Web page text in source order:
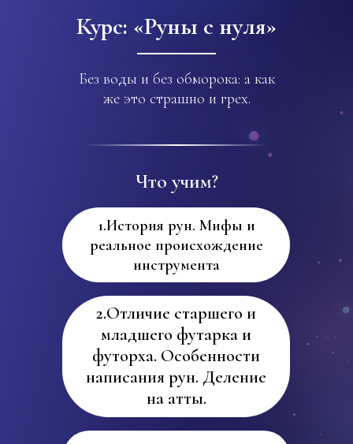
Что учим?
1.История рун. Мифы и
реальное происхождение
инструмента
2.Отличие старшего и
младшего футарка и
футорха. Особенности
написания рун. Деление
на атты.
Без воды и без обморока: а как
же это страшно и грех.
Курс: «Руны с нуля»